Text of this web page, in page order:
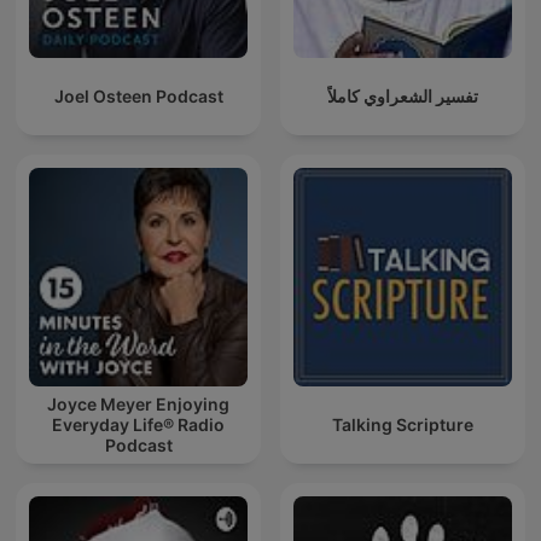
Joel Osteen Podcast تفسير الشعراوي كاملاً
Joyce Meyer Enjoying
Everyday Life® Radio
Podcast
Talking Scripture